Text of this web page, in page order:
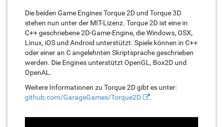
Die beiden Game Engines Torque 2D und Torque 3D
stehen nun unter der MIT-Lizenz. Torque 2D ist eine in
C++ geschriebene 2D-Game-Engine, die Windows, OSX,
Linux, iOS und Android unterstützt. Spiele können in C++
oder einer an C angelehnten Skriptsprache geschrieben
werden. Die Engines unterstützt OpenGL, Box2D und
OpenAL.
Weitere Informationen zu Torque 2D gibt es unter:
github.com/GarageGames/Torque2D
.